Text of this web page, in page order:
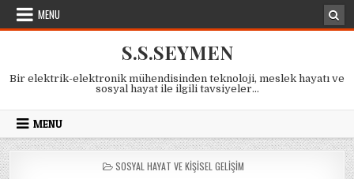
Skip
MENU
S.S.SEYMEN
Bir elektrik-elektronik mühendisinden teknoloji, meslek hayatı ve
sosyal hayat ile ilgili tavsiyeler…
MENU
POSTED
SOSYAL HAYAT VE KIŞISEL GELIŞIM